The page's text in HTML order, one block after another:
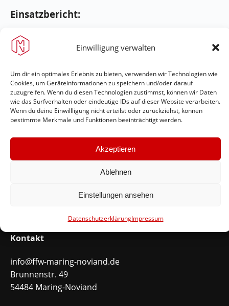
Einwilligung verwalten
Um dir ein optimales Erlebnis zu bieten, verwenden wir Technologien wie
Cookies, um Geräteinformationen zu speichern und/oder darauf
zuzugreifen. Wenn du diesen Technologien zustimmst, können wir Daten
wie das Surfverhalten oder eindeutige IDs auf dieser Website verarbeiten.
Wenn du deine Einwillligung nicht erteilst oder zurückziehst, können
bestimmte Merkmale und Funktionen beeinträchtigt werden.
Akzeptieren
Ablehnen
Einstellungen ansehen
DatenschutzerklärungImpressum
Einsatzbericht:
[flagallery gid=32]
Feuerwehr Maring-Noviand
#immerda
Schnellinks
Kontakt
info@ffw-maring-noviand.de
Brunnenstr. 49
54484 Maring-Noviand